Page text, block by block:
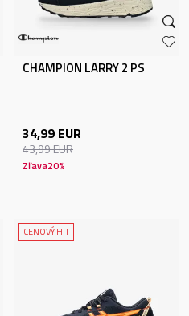
CHAMPION LARRY 2 PS
34,99 EUR
43,99EUR
Zľava20%
CENOVÝ HIT